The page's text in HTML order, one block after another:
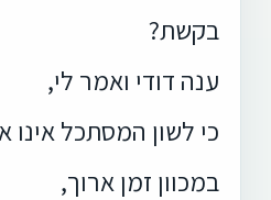
בקשת?
ענה דודי ואמר לי,
כי לשון המסתכל
במכוון זמן ארוך,